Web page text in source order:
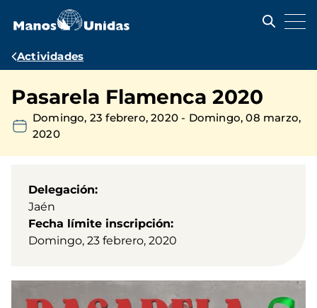
contenido
Ruta
navegación
Actividades
Pasarela Flamenca 2020
Domingo, 23 febrero, 2020 - Domingo, 08 marzo,
2020
Delegación
Jaén
Fecha límite inscripción
Domingo, 23 febrero, 2020